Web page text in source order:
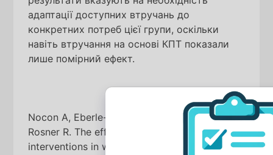
адаптації доступних втручань до
конкретних потреб цієї групи, оскільки
навіть втручання на основі КПТ показали
лише помірний ефект.
Nocon A, Eberle-Sejari R, Unterhitzenberger J,
Rosner R. The effectiveness of psychosocial
interventions in war-traumatized refugee and